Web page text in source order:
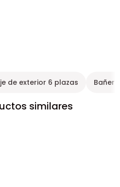
de exterior 6 plazas
similares